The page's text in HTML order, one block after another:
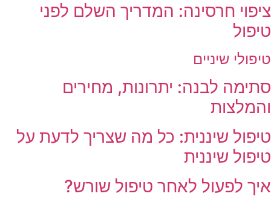
ציפוי חרסינה: המדריך השלם לפני
טיפול
טיפולי שיניים
סתימה לבנה: יתרונות, מחירים
והמלצות
טיפול שיננית: כל מה שצריך לדעת על
טיפול שיננית
איך לפעול לאחר טיפול שורש?